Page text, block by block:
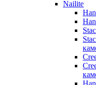
Nailite